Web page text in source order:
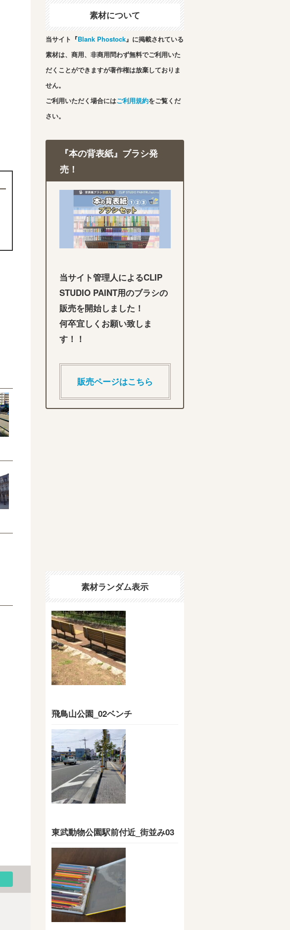
素材について
当サイト『Blank Phostock』に掲載されている
素材は、商用、非商用問わず無料でご利用いた
だくことができますが著作権は放棄しておりま
せん。
ご利用いただく場合にはご利用規約をご覧くだ
さい。
『本の背表紙』ブラシ発
売！
当サイト管理人によるCLIP
STUDIO PAINT用のブラシの
販売を開始しました！
何卒宜しくお願い致しま
す！！
販売ページはこちら
素材ランダム表示
飛鳥山公園_02ベンチ
東武動物公園駅前付近_街並み03